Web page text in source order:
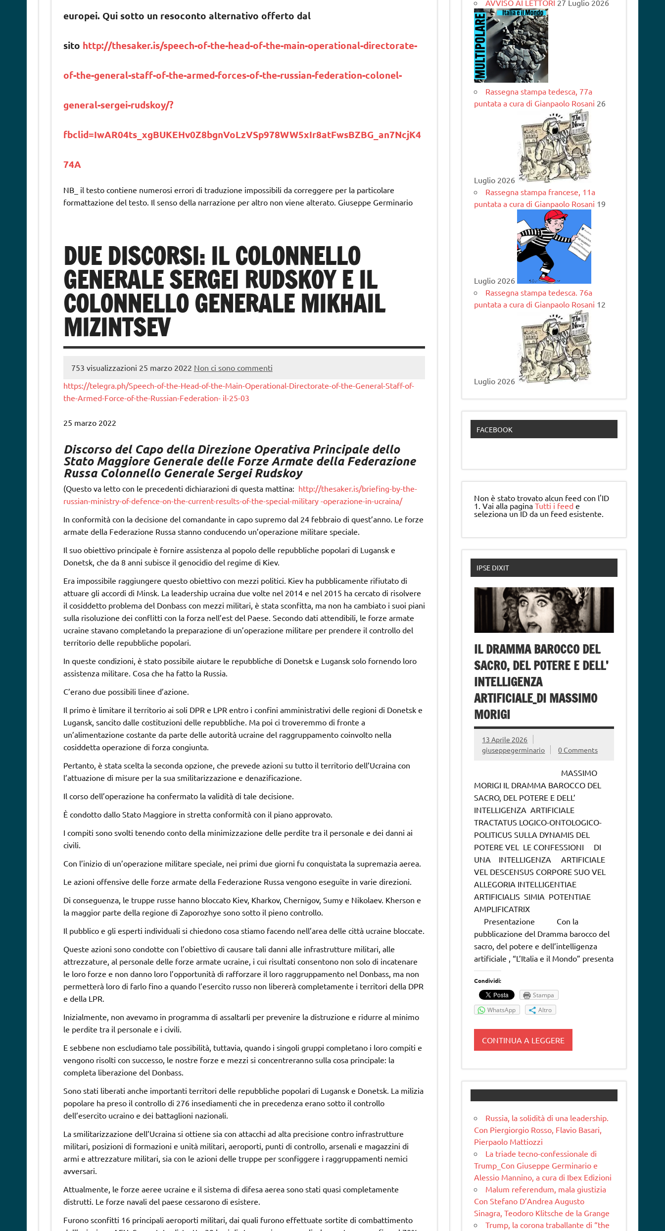
europei. Qui sotto un resoconto alternativo offerto dal
sito http://thesaker.is/speech-of-the-head-of-the-main-operational-directorate-
of-the-general-staff-of-the-armed-forces-of-the-russian-federation-colonel-
general-sergei-rudskoy/?
fbclid=IwAR04ts_xgBUKEHv0Z8bgnVoLzVSp978WW5xIr8atFwsBZBG_an7NcjK4
74A
NB_ il testo contiene numerosi errori di traduzione impossibili da correggere per la particolare
formattazione del testo. Il senso della narrazione per altro non viene alterato. Giuseppe Germinario
DUE DISCORSI: IL COLONNELLO
GENERALE SERGEI RUDSKOY E IL
COLONNELLO GENERALE MIKHAIL
MIZINTSEV
753 visualizzazioni 25 marzo 2022 Non ci sono commenti
https://telegra.ph/Speech-of-the-Head-of-the-Main-Operational-Directorate-of-the-General-Staff-of-
the-Armed-Force-of-the-Russian-Federation- il-25-03
25 marzo 2022
Discorso del Capo della Direzione Operativa Principale dello
Stato Maggiore Generale delle Forze Armate della Federazione
Russa Colonnello Generale Sergei Rudskoy
(Questo va letto con le precedenti dichiarazioni di questa mattina: http://thesaker.is/briefing-by-the-
russian-ministry-of-defence-on-the-current-results-of-the-special-military -operazione-in-ucraina/
In conformità con la decisione del comandante in capo supremo dal 24 febbraio di quest’anno. Le forze
armate della Federazione Russa stanno conducendo un’operazione militare speciale.
Il suo obiettivo principale è fornire assistenza al popolo delle repubbliche popolari di Lugansk e
Donetsk, che da 8 anni subisce il genocidio del regime di Kiev.
Era impossibile raggiungere questo obiettivo con mezzi politici. Kiev ha pubblicamente rifiutato di
attuare gli accordi di Minsk. La leadership ucraina due volte nel 2014 e nel 2015 ha cercato di risolvere
il cosiddetto problema del Donbass con mezzi militari, è stata sconfitta, ma non ha cambiato i suoi piani
sulla risoluzione dei conflitti con la forza nell’est del Paese. Secondo dati attendibili, le forze armate
ucraine stavano completando la preparazione di un’operazione militare per prendere il controllo del
territorio delle repubbliche popolari.
In queste condizioni, è stato possibile aiutare le repubbliche di Donetsk e Lugansk solo fornendo loro
assistenza militare. Cosa che ha fatto la Russia.
C’erano due possibili linee d’azione.
Il primo è limitare il territorio ai soli DPR e LPR entro i confini amministrativi delle regioni di Donetsk e
Lugansk, sancito dalle costituzioni delle repubbliche. Ma poi ci troveremmo di fronte a
un’alimentazione costante da parte delle autorità ucraine del raggruppamento coinvolto nella
cosiddetta operazione di forza congiunta.
Pertanto, è stata scelta la seconda opzione, che prevede azioni su tutto il territorio dell’Ucraina con
l’attuazione di misure per la sua smilitarizzazione e denazificazione.
Il corso dell’operazione ha confermato la validità di tale decisione.
È condotto dallo Stato Maggiore in stretta conformità con il piano approvato.
I compiti sono svolti tenendo conto della minimizzazione delle perdite tra il personale e dei danni ai
civili.
Con l’inizio di un’operazione militare speciale, nei primi due giorni fu conquistata la supremazia aerea.
Le azioni offensive delle forze armate della Federazione Russa vengono eseguite in varie direzioni.
Di conseguenza, le truppe russe hanno bloccato Kiev, Kharkov, Chernigov, Sumy e Nikolaev. Kherson e
la maggior parte della regione di Zaporozhye sono sotto il pieno controllo.
Il pubblico e gli esperti individuali si chiedono cosa stiamo facendo nell’area delle città ucraine bloccate.
Queste azioni sono condotte con l’obiettivo di causare tali danni alle infrastrutture militari, alle
attrezzature, al personale delle forze armate ucraine, i cui risultati consentono non solo di incatenare
le loro forze e non danno loro l’opportunità di rafforzare il loro raggruppamento nel Donbass, ma non
permetterà loro di farlo fino a quando l’esercito russo non libererà completamente i territori della DPR
e della LPR.
Inizialmente, non avevamo in programma di assaltarli per prevenire la distruzione e ridurre al minimo
le perdite tra il personale e i civili.
E sebbene non escludiamo tale possibilità, tuttavia, quando i singoli gruppi completano i loro compiti e
vengono risolti con successo, le nostre forze e mezzi si concentreranno sulla cosa principale: la
completa liberazione del Donbass.
Sono stati liberati anche importanti territori delle repubbliche popolari di Lugansk e Donetsk. La milizia
popolare ha preso il controllo di 276 insediamenti che in precedenza erano sotto il controllo
dell’esercito ucraino e dei battaglioni nazionali.
La smilitarizzazione dell’Ucraina si ottiene sia con attacchi ad alta precisione contro infrastrutture
militari, posizioni di formazioni e unità militari, aeroporti, punti di controllo, arsenali e magazzini di
armi e attrezzature militari, sia con le azioni delle truppe per sconfiggere i raggruppamenti nemici
avversari.
Attualmente, le forze aeree ucraine e il sistema di difesa aerea sono stati quasi completamente
distrutti. Le forze navali del paese cessarono di esistere.
Furono sconfitti 16 principali aeroporti militari, dai quali furono effettuate sortite di combattimento
AVVISO AI LETTORI 27 Luglio 2026
Rassegna stampa tedesca, 77a
puntata a cura di Gianpaolo Rosani 26
Luglio 2026
Rassegna stampa francese, 11a
puntata a cura di Gianpaolo Rosani 19
Luglio 2026
Rassegna stampa tedesca. 76a
puntata a cura di Gianpaolo Rosani 12
Luglio 2026
FACEBOOK
Non è stato trovato alcun feed con l'ID
1. Vai alla paginaTutti i feed e
seleziona un ID da un feed esistente.
IPSE DIXIT
IL DRAMMA BAROCCO DEL
SACRO, DEL POTERE E DELL’
INTELLIGENZA
ARTIFICIALE_DI MASSIMO
MORIGI
13 Aprile 2026
giuseppegerminario
0 Comments
MASSIMO
MORIGI IL DRAMMA BAROCCO DEL
SACRO, DEL POTERE E DELL’
INTELLIGENZA ARTIFICIALE
TRACTATUS LOGICO-ONTOLOGICO-
POLITICUS SULLA DYNAMIS DEL
POTERE VEL LE CONFESSIONI DI
UNA INTELLIGENZA ARTIFICIALE
VEL DESCENSUS CORPORE SUO VEL
ALLEGORIA INTELLIGENTIAE
ARTIFICIALIS SIMIA POTENTIAE
AMPLIFICATRIX
Presentazione Con la
pubblicazione del Dramma barocco del
sacro, del potere e dell’intelligenza
artificiale , “L’Italia e il Mondo” presenta
Condividi:
Stampa
WhatsApp
Altro
CONTINUA A LEGGERE
Russia, la solidità di una leadership.
Con Piergiorgio Rosso, Flavio Basari,
Pierpaolo Mattiozzi
La triade tecno-confessionale di
Trump_Con Giuseppe Germinario e
Alessio Mannino, a cura di Ibex Edizioni
Malum referendum, mala giustizia
Con Stefano D’Andrea Augusto
Sinagra, Teodoro Klitsche de la Grange
Trump, la corona traballante di “the